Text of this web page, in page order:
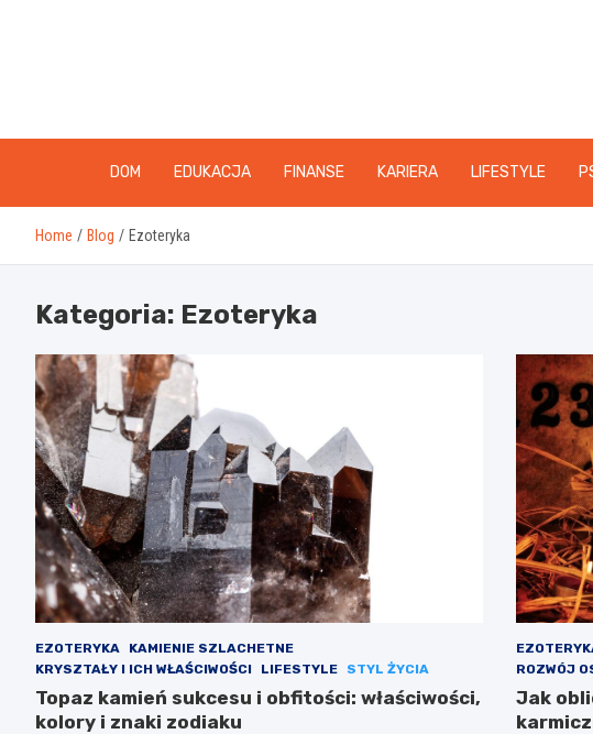
DOM EDUKACJA FINANSE KARIERA LIFESTYLE
Home Blog Ezoteryka
Kategoria: Ezoteryka
EZOTERYKA
KAMIENIE SZLACHETNE
KRYSZTAŁY I ICH WŁAŚCIWOŚCI
LIFESTYLE STYL ŻYCIA
Topaz kamień sukcesu i obfitości: właściwości,
kolory i znaki zodiaku
ROZWÓJ
Jak